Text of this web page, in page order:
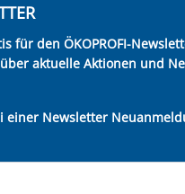
für den ÖKOPROFI-
aktuelle Aktionen und
einer Newsletter